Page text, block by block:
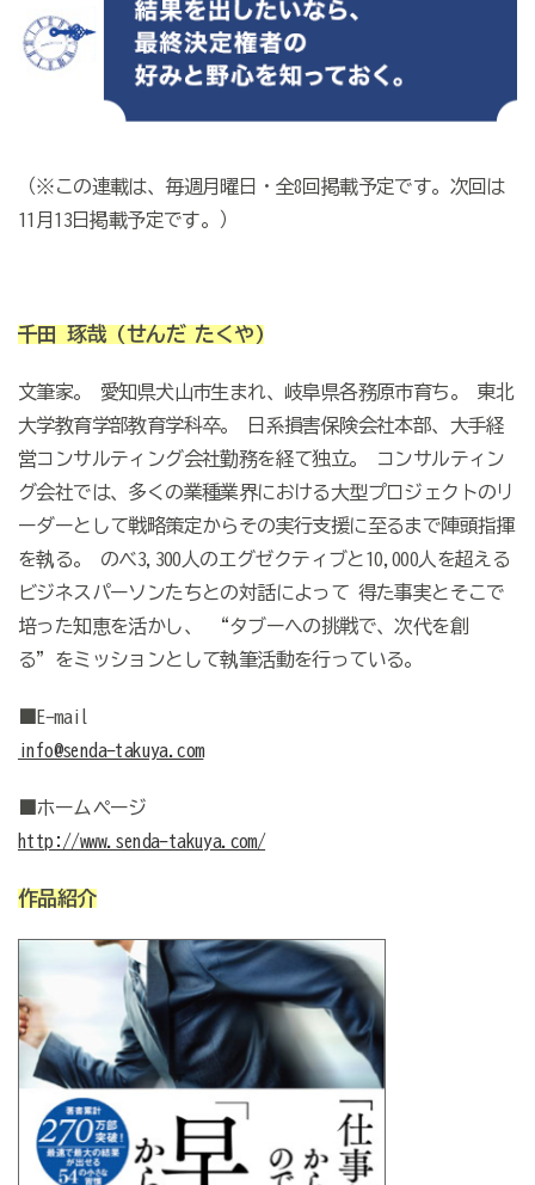
（※この連載は、毎週月曜日・全8回掲載予定です。次回は
11月13日掲載予定です。）
千田 琢哉(せんだ たくや)
文筆家。 愛知県犬山市生まれ、岐阜県各務原市育ち。 東北
大学教育学部教育学科卒。 日系損害保険会社本部、大手経
営コンサルティング会社勤務を経て独立。 コンサルティン
グ会社では、多くの業種業界における大型プロジェクトのリ
ーダーとして戦略策定からその実行支援に至るまで陣頭指揮
を執る。 のべ3,300人のエグゼクティブと10,000人を超える
ビジネスパーソンたちとの対話によって 得た事実とそこで
培った知恵を活かし、 “タブーへの挑戦で、次代を創
る”をミッションとして執筆活動を行っている。
■E-mail
info@senda-takuya.com
■ホームページ
http://www.senda-takuya.com/
作品紹介